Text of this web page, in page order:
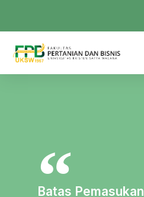
Batas